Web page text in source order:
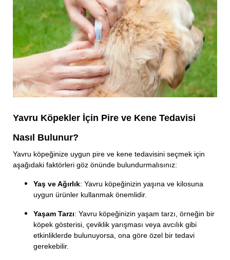
Yavru Köpekler İçin Pire ve Kene Tedavisi
Nasıl Bulunur?
Yavru köpeğinize uygun pire ve kene tedavisini seçmek için
aşağıdaki faktörleri göz önünde bulundurmalısınız:
Yaş ve Ağırlık: Yavru köpeğinizin yaşına ve kilosuna
uygun ürünler kullanmak önemlidir.
Yaşam Tarzı: Yavru köpeğinizin yaşam tarzı, örneğin bir
köpek gösterisi, çeviklik yarışması veya avcılık gibi
etkinliklerde bulunuyorsa, ona göre özel bir tedavi
gerekebilir.